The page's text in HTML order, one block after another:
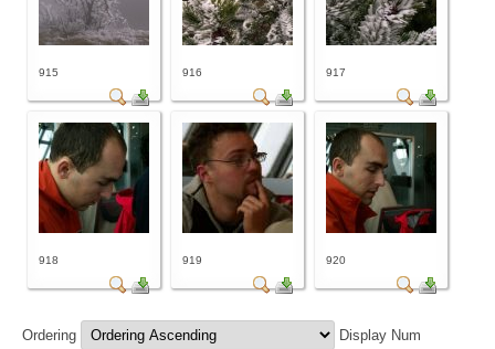
915 916 917
918 919 920
Ordering Display Num